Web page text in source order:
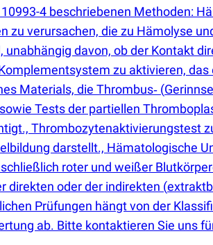
4 beschriebenen Methoden:
zu verursachen, die zu Hämolyse
davon, ob der Kontakt
zu aktivieren,
Materials, die Thrombus‑ (
Tests der partiellen
Thrombozytenaktivierungstest
darstellt., Hämatologische
roter und weißer
direkten oder der indirekten (
Prüfungen hängt von der
ab. Bitte kontaktieren Sie uns